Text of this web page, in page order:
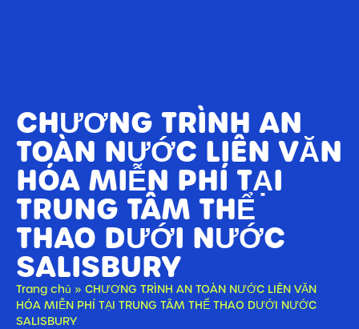
CHƯƠNG TRÌNH AN
TOÀN NƯỚC LIÊN VĂN
HÓA MIỄN PHÍ TẠI
TRUNG TÂM THỂ
THAO DƯỚI NƯỚC
SALISBURY
Trang chủ » CHƯƠNG TRÌNH AN TOÀN NƯỚC LIÊN VĂN
HÓA MIỄN PHÍ TẠI TRUNG TÂM THỂ THAO DƯỚI NƯỚC
SALISBURY